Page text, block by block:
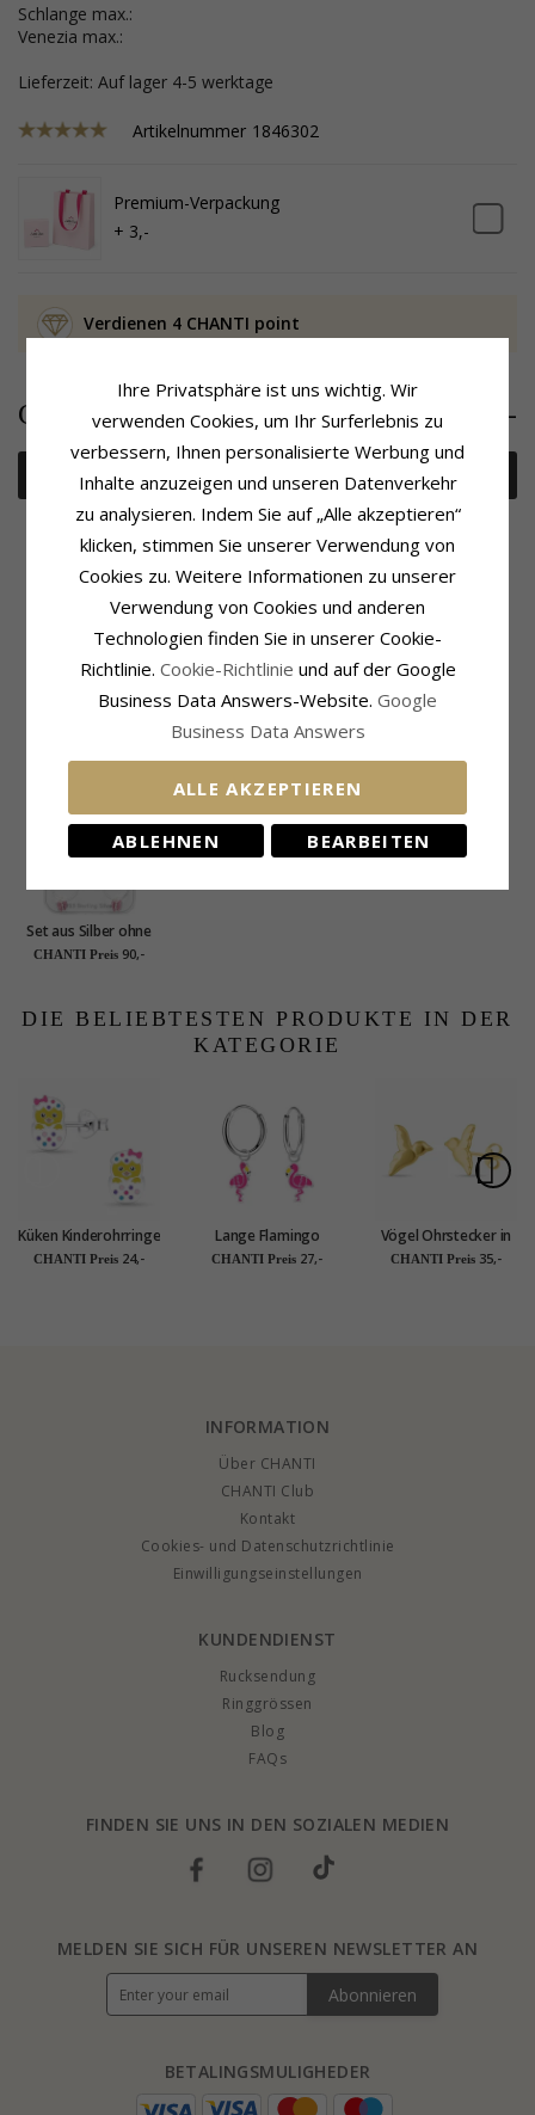
Schlange max.:
Venezia max.:
Lieferzeit: Auf lager 4-5 werktage
Artikelnummer 1846302
Premium-Verpackung
+ 3,-
Verdienen 4 CHANTI point
CHANTI Preis 90,-
In den Warenkorb
Produktinformation
Silber
Höhe X Breite:10 x 9 mm
Lieferzeit
Lieferzeit:4-5 Werktage
KÜRZLICH ANGESEHENE PRODUKTE
Set aus Silber ohne
Halskette
CHANTI Preis 90,-
DIE BELIEBTESTEN PRODUKTE IN DER
KATEGORIE
Küken Kinderohrringe
in Silber - Little Ones
CHANTI Preis 24,-
Lange Flamingo
Kinderohrringe in
CHANTI Preis 27,-
Vögel Ohrstecker in
vergoldetem Silber
CHANTI Preis 35,-
INFORMATION
Über CHANTI
CHANTI Club
Kontakt
Cookies- und Datenschutzrichtlinie
Einwilligungseinstellungen
KUNDENDIENST
Rucksendung
Ringgrössen
Blog
FAQs
FINDEN SIE UNS IN DEN SOZIALEN MEDIEN
BETALINGSMULIGHEDER
MELDEN SIE SICH FÜR UNSEREN NEWSLETTER AN
Abonnieren
Ihre Privatsphäre ist uns wichtig. Wir
verwenden Cookies, um Ihr Surferlebnis zu
verbessern, Ihnen personalisierte Werbung und
Inhalte anzuzeigen und unseren Datenverkehr
zu analysieren. Indem Sie auf „Alle akzeptieren“
klicken, stimmen Sie unserer Verwendung von
Cookies zu. Weitere Informationen zu unserer
Verwendung von Cookies und anderen
Technologien finden Sie in unserer Cookie-
Richtlinie. Cookie-Richtlinie und auf der Google
Business Data Answers-Website. Google
Business Data Answers
ALLE AKZEPTIEREN
ABLEHNEN BEARBEITEN